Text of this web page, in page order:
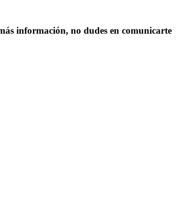
información, no dudes en comunicarte